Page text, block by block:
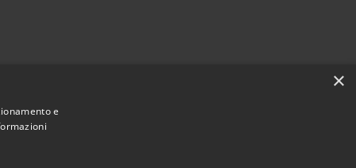
×
e